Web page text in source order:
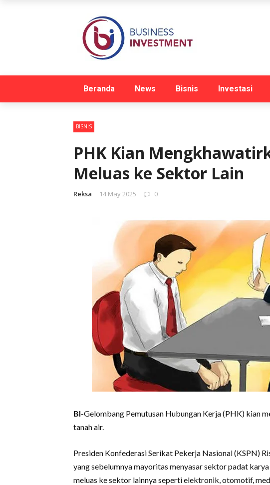
Beranda News Bisnis Investasi
BISNIS
PHK Kian
Meluas ke Sektor Lain
Reksa 14 May 2025 0
BI-Gelombang Pemutusan Hubungan Kerja (PHK) kian
tanah air.
Presiden Konfederasi Serikat Pekerja Nasional (KSPN)
yang sebelumnya mayoritas menyasar sektor padat
meluas ke sektor lainnya seperti elektronik, otomotif,